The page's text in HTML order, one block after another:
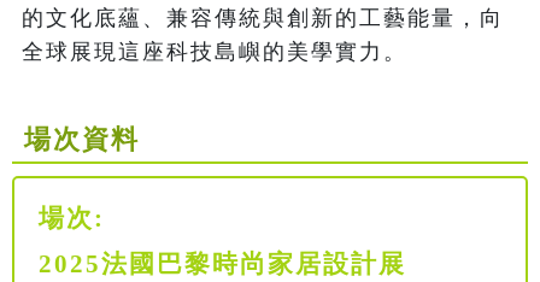
的文化底蘊、兼容傳統與創新的工藝能量，向
全球展現這座科技島嶼的美學實力。
場次資料
場次:
2025法國巴黎時尚家居設計展